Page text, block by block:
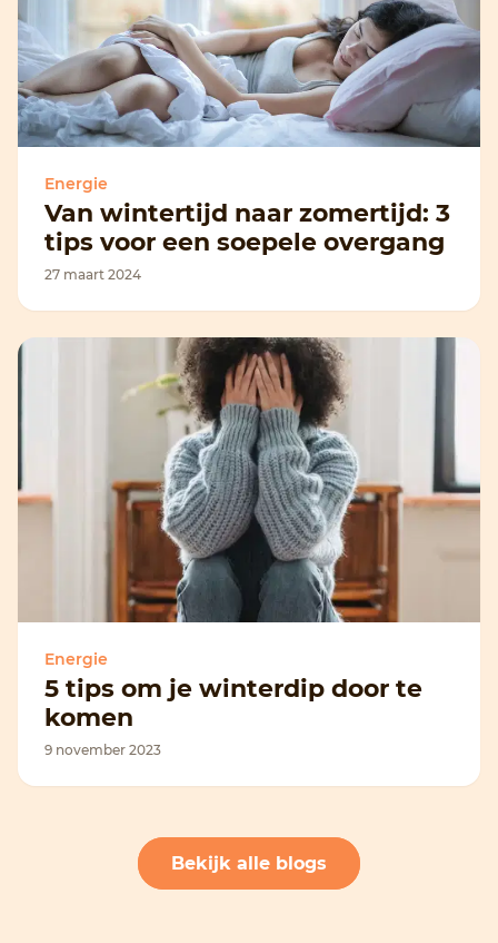
Energie
Van wintertijd naar zomertijd: 3
tips voor een soepele overgang
27 maart 2024
Energie
5 tips om je winterdip door te
komen
9 november 2023
Bekijk alle blogs